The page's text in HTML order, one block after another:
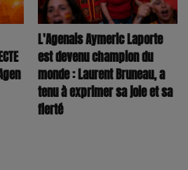
L'Agenais Aymeric Laporte
est devenu champion du
monde : Laurent Bruneau, a
tenu à exprimer sa joie et sa
fierté